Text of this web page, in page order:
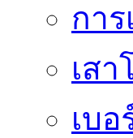
กา
เส
เบ